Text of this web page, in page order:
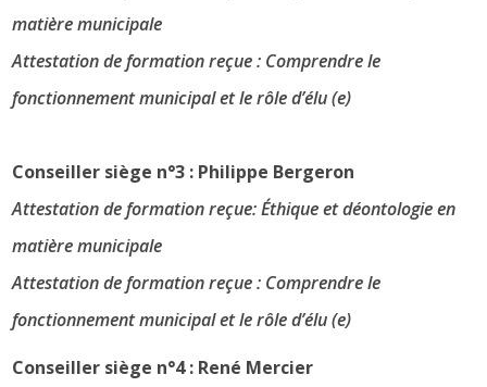
matière municipale
Attestation de formation reçue : Comprendre le
fonctionnement municipal et le rôle d’élu (e)
Conseiller siège n°3 : Philippe Bergeron
Attestation de formation reçue: Éthique et déontologie en
matière municipale
Attestation de formation reçue : Comprendre le
fonctionnement municipal et le rôle d’élu (e)
Conseiller siège n°4 : René Mercier